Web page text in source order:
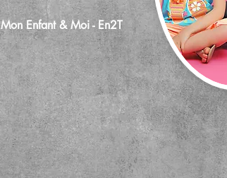
Mon Enfant & Moi - En2T